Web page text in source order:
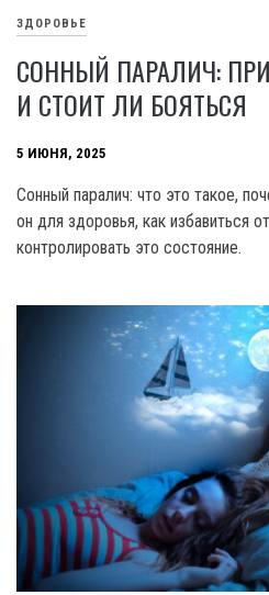
ЗДОРОВЬЕ
СОННЫЙ ПАРАЛИЧ:
И СТОИТ ЛИ БОЯТЬСЯ
5 ИЮНЯ, 2025
Сонный паралич: что это такое,
он для здоровья, как избавиться
контролировать это состояние.